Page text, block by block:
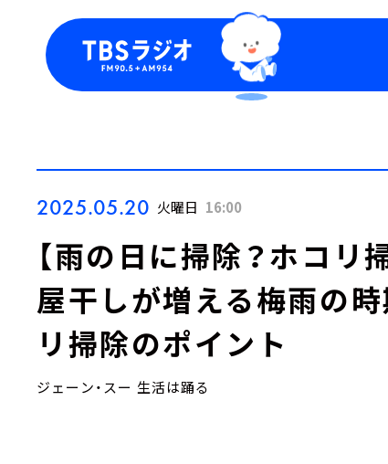
2025.05.20 火曜日 16:00
【雨の日に掃除？ホコリ
屋干しが増える梅雨の
リ掃除のポイント
ジェーン・スー 生活は踊る